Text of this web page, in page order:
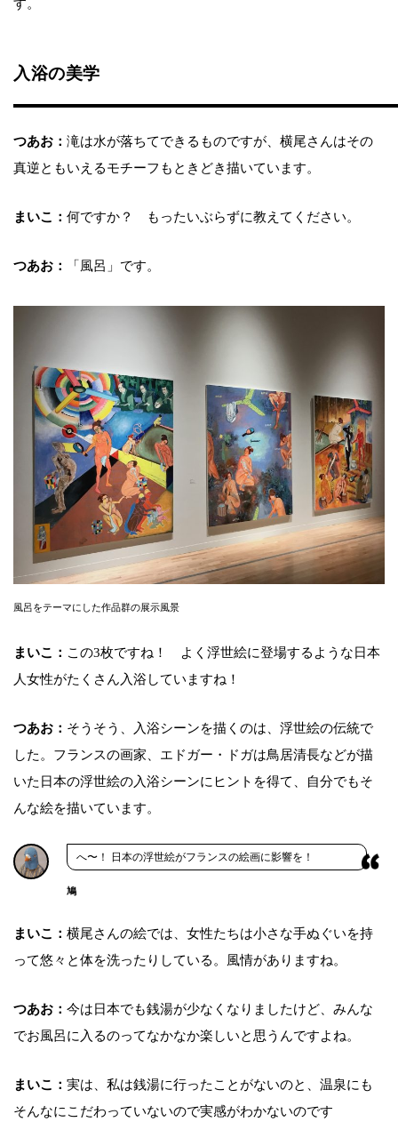
す。
入浴の美学
つあお： 滝は水が落ちてできるものですが、横尾さんはその
真逆ともいえるモチーフもときどき描いています。
まいこ： 何ですか？ もったいぶらずに教えてください。
つあお： 「風呂」です。
風呂をテーマにした作品群の展示風景
まいこ： この3枚ですね！ よく浮世絵に登場するような日本
人女性がたくさん入浴していますね！
つあお： そうそう、入浴シーンを描くのは、浮世絵の伝統で
した。フランスの画家、エドガー・ドガは鳥居清長などが描
いた日本の浮世絵の入浴シーンにヒントを得て、自分でもそ
んな絵を描いています。
へ〜！ 日本の浮世絵がフランスの絵画に影響を！
鳩
まいこ： 横尾さんの絵では、女性たちは小さな手ぬぐいを持
って悠々と体を洗ったりしている。風情がありますね。
つあお： 今は日本でも銭湯が少なくなりましたけど、みんな
でお風呂に入るのってなかなか楽しいと思うんですよね。
まいこ： 実は、私は銭湯に行ったことがないのと、温泉にも
そんなにこだわっていないので実感がわかないのです